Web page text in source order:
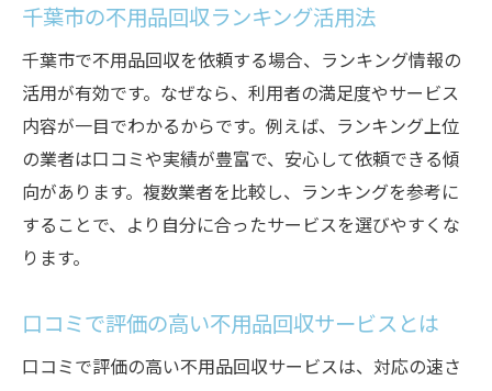
千葉市の不用品回収ランキング活用法
千葉市で不用品回収を依頼する場合、ランキング情報の
活用が有効です。なぜなら、利用者の満足度やサービス
内容が一目でわかるからです。例えば、ランキング上位
の業者は口コミや実績が豊富で、安心して依頼できる傾
向があります。複数業者を比較し、ランキングを参考に
することで、より自分に合ったサービスを選びやすくな
ります。
口コミで評価の高い不用品回収サービスとは
口コミで評価の高い不用品回収サービスは、対応の速さ